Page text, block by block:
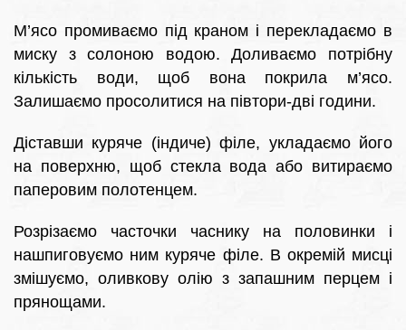
М’ясо промиваємо під краном і перекладаємо в
миску з солоною водою. Доливаємо потрібну
кількість води, щоб вона покрила м’ясо.
Залишаємо просолитися на півтори-дві години.
Діставши куряче (індиче) філе, укладаємо його
на поверхню, щоб стекла вода або витираємо
паперовим полотенцем.
Розрізаємо часточки часнику на половинки і
нашпиговуємо ним куряче філе. В окремій мисці
змішуємо, оливкову олію з запашним перцем і
прянощами.